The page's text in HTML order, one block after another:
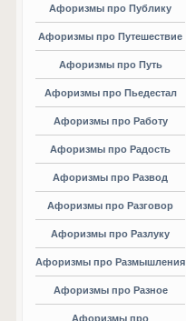
Афоризмы про Публику
Афоризмы про Путешествие
Афоризмы про Путь
Афоризмы про Пьедестал
Афоризмы про Работу
Афоризмы про Радость
Афоризмы про Развод
Афоризмы про Разговор
Афоризмы про Разлуку
Афоризмы про Размышления
Афоризмы про Разное
Афоризмы про